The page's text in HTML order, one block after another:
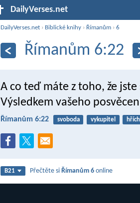
DailyVerses.net
DailyVerses.net › Biblické knihy › Římanům ›6
Římanům 6:22
A co teď máte z toho, že
Výsledkem vašeho
Římanům 6:22 svoboda vykupitel hřích
B21 Přečtěte siŘímanům 6 online